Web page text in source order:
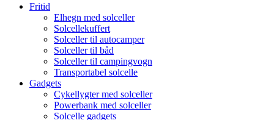
Fritid
Elhegn med solceller
Solcellekuffert
Solceller til autocamper
Solceller til båd
Solceller til campingvogn
Transportabel solcelle
Gadgets
Cykellygter med solceller
Powerbank med solceller
Solcelle gadgets